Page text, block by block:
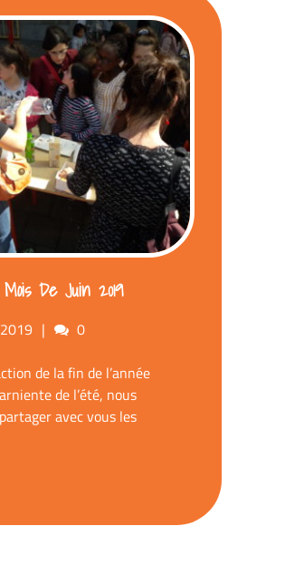
De Juin 2019
Comments
0
de la fin de l’année
de l’été, nous
avec vous les